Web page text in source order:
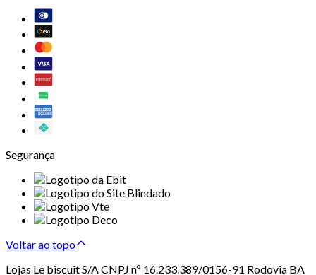
Segurança
Voltar ao topo
Lojas Le biscuit S/A CNPJ nº 16.233.389/0156-91 Rodovia BA